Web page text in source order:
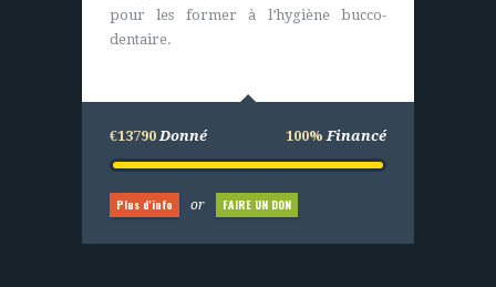
pour les former à l’hygiène bucco-
dentaire.
€13790 Donné 100% Financé
Plus d'info or FAIRE UN DON
fonctionnement du centre de santé.
€25000Donné 100%Financé